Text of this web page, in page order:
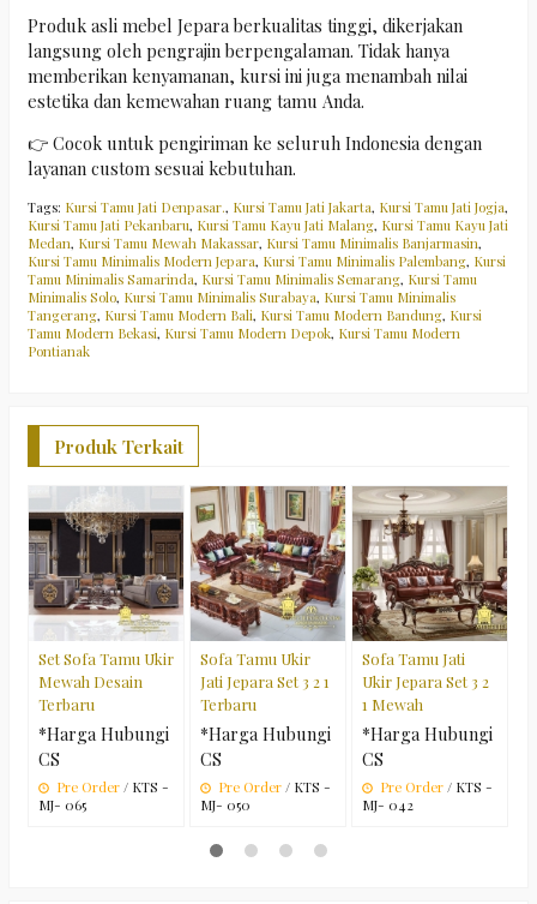
Produk asli mebel Jepara berkualitas tinggi, dikerjakan
langsung oleh pengrajin berpengalaman. Tidak hanya
memberikan kenyamanan, kursi ini juga menambah nilai
estetika dan kemewahan ruang tamu Anda.
👉 Cocok untuk pengiriman ke seluruh Indonesia dengan
layanan custom sesuai kebutuhan.
Tags: Kursi Tamu Jati Denpasar., Kursi Tamu Jati Jakarta, Kursi Tamu Jati Jogja,
Kursi Tamu Jati Pekanbaru, Kursi Tamu Kayu Jati Malang, Kursi Tamu Kayu Jati
Medan, Kursi Tamu Mewah Makassar, Kursi Tamu Minimalis Banjarmasin,
Kursi Tamu Minimalis Modern Jepara, Kursi Tamu Minimalis Palembang, Kursi
Tamu Minimalis Samarinda, Kursi Tamu Minimalis Semarang, Kursi Tamu
Minimalis Solo, Kursi Tamu Minimalis Surabaya, Kursi Tamu Minimalis
Tangerang, Kursi Tamu Modern Bali, Kursi Tamu Modern Bandung, Kursi
Tamu Modern Bekasi, Kursi Tamu Modern Depok, Kursi Tamu Modern
Pontianak
Produk Terkait
Set Sofa Tamu Ukir
Mewah Desain
Terbaru
*Harga Hubungi
CS
Pre Order / KTS -
MJ- 065
Sofa Tamu Ukir
Jati Jepara Set 3 2 1
Terbaru
*Harga Hubungi
CS
Pre Order / KTS -
MJ- 050
Sofa Tamu Jati
Ukir Jepara Set 3 2
1 Mewah
*Harga Hubungi
CS
Pre Order / KTS -
MJ- 042